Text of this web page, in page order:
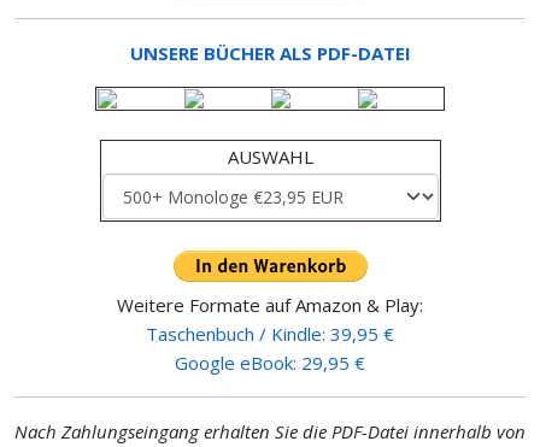
UNSERE BÜCHER ALS PDF-DATEI
AUSWAHL
Weitere Formate auf Amazon & Play:
Taschenbuch / Kindle: 39,95 €
Google eBook: 29,95 €
Nach Zahlungseingang erhalten Sie die PDF-Datei innerhalb von